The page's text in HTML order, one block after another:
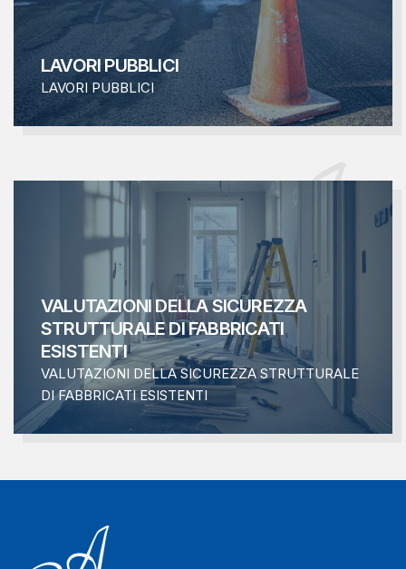
LAVORI PUBBLICI
LAVORI PUBBLICI
VALUTAZIONI DELLA SICUREZZA
STRUTTURALE DI FABBRICATI
ESISTENTI
VALUTAZIONI DELLA SICUREZZA STRUTTURALE
DI FABBRICATI ESISTENTI